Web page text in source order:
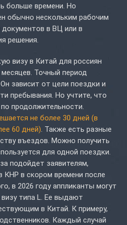
больше времени. Но
обычно нескольким рабочим
в ВЦ или в
решения.
визу в Китай для россиян
Точный период
зависит от цели поездки и
пребывания. Но учтите, что
продолжительности.
не более 30 дней (в
60 дней) . Также есть разные
въездов. Можно получить
для одной поездки.
подойдет заявителям,
КНР в скором времени после
в 2026 году аппликанты могут
типа L. Ее выдают
в Китай. К примеру,
Каждый случай